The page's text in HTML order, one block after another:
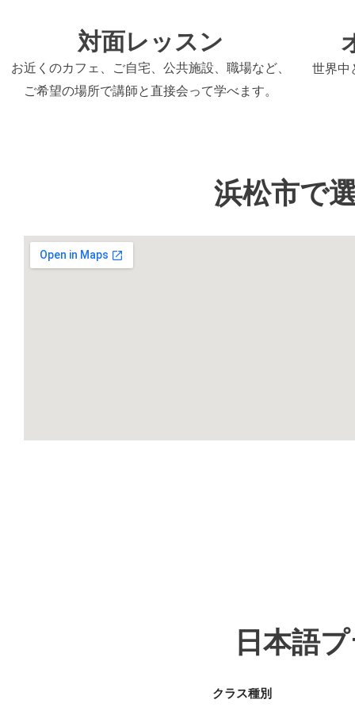
対面レッスン
お近くのカフェ、ご自宅、公共施設、職場など、
ご希望の場所で講師と直接会って学べます。
世界中
浜松市で
日本語
クラス種別